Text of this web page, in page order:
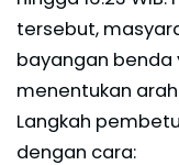
tersebut,
bayangan benda
menentukan
Langkah
dengan cara: